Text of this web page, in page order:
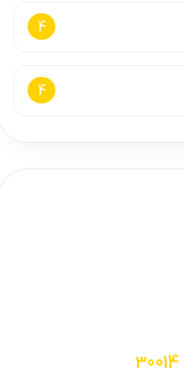
4
4